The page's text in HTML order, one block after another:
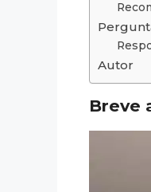
Autor
Breve